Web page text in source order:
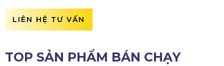
LIÊN HỆ TƯ VẤN
TOP SẢN PHẨM BÁN CHẠY